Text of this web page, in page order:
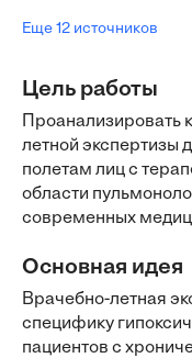
Еще 12 источников
Цель работы
Проанализировать
летной экспертизы
полетам лиц с
области
современных
Основная идея
Врачебно-летная
специфику
пациентов с